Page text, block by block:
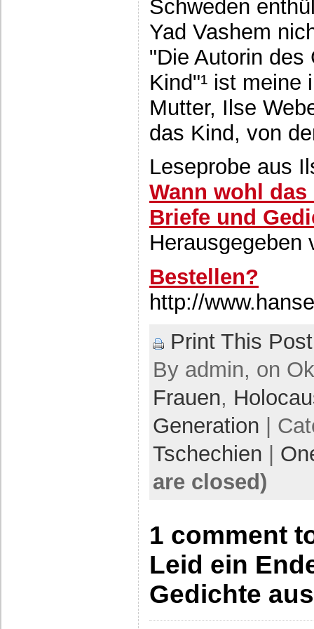
Schweden
Yad Vashem
"Die Autorin des
Kind"¹ ist meine
Mutter, Ilse
das Kind, von
Leseprobe aus
Wann wohl
Briefe und
Herausgegeben
Bestellen?
http://
Print This Post
By admin, on
Frauen,
Generation |
Tschechien
are closed)
1 comment
Leid ein
Gedichte